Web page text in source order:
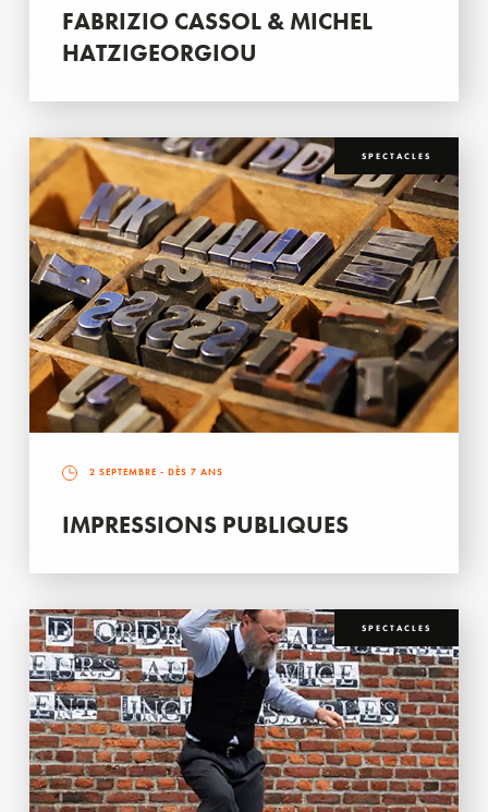
FABRIZIO CASSOL & MICHEL
HATZIGEORGIOU
SPECTACLES
2 SEPTEMBRE - DÈS 7 ANS
IMPRESSIONS PUBLIQUES
SPECTACLES